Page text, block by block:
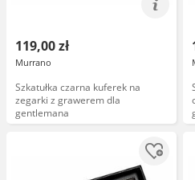
119,00 zł
Murrano
Szkatułka czarna kuferek na
zegarki z grawerem dla
gentlemana